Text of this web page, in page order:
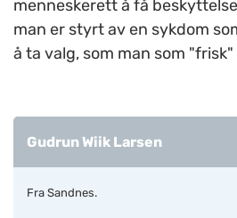
menneskerett å få
man er styrt av en sykdom
å ta valg, som man som
Gudrun Wiik Larsen
Fra Sandnes.